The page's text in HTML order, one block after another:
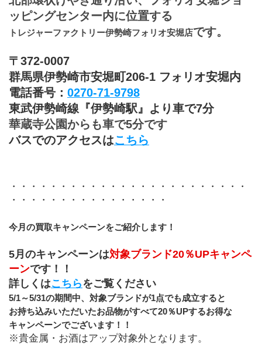
ッピングセンター内に位置する
トレジャーファクトリー伊勢崎フォリオ安堀店です。
〒372-0007
群馬県伊勢崎市安堀町206-1 フォリオ安堀内
電話番号： 0270-71-9798
東武伊勢崎線『伊勢崎駅』より車で7分
華蔵寺公園からも車で5分です
バスでのアクセスはこちら
・・・・・・・・・・・・・・・・・・・・・・・・
・・・・・・・・・・・・・・・・
今月の買取キャンペーンをご紹介します！
5月のキャンペーンは対象ブランド20％UPキャンペ
ーンです！！
詳しくはこちら をご覧ください
5/1～5/31の期間中、対象ブランドが1点でも成立すると
お持ち込みいただいたお品物がすべて20％UPするお得な
キャンペーンでございます！！
※貴金属・お酒はアップ対象外となります。